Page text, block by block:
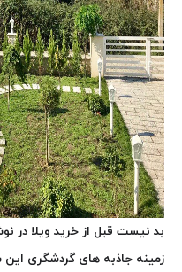
بد نیست قبل از خرید ویلا در
زمینه جاذبه های گردشگری